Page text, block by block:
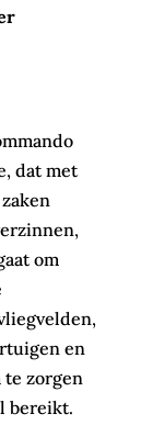
dat met
om
en
zorgen
bereikt.